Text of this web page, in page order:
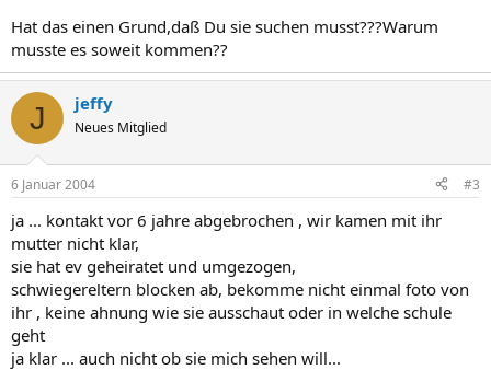
Hat das einen Grund,daß Du sie suchen musst???Warum
musste es soweit kommen??
J jeffy
Neues Mitglied
6 Januar 2004 #3
ja ... kontakt vor 6 jahre abgebrochen , wir kamen mit ihr
mutter nicht klar,
sie hat ev geheiratet und umgezogen,
schwiegereltern blocken ab, bekomme nicht einmal foto von
ihr , keine ahnung wie sie ausschaut oder in welche schule
geht
ja klar ... auch nicht ob sie mich sehen will...